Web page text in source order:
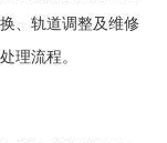
、轨道调整及维修
理流程。